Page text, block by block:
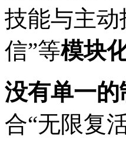
技能与主
信”等模块
没有单一
合“无限复